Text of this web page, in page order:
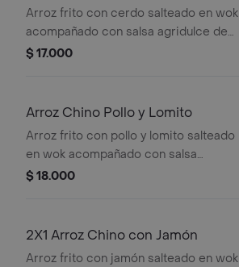
Arroz frito con cerdo salteado en wok
acompañado con salsa agridulce de
la casa, tamaño a elección.
$ 17.000
Arroz Chino Pollo y Lomito
Arroz frito con pollo y lomito salteado
en wok acompañado con salsa
agridulce de la casa, tamaño a
$ 18.000
2X1 Arroz Chino con Jamón
Arroz frito con jamón salteado en wok